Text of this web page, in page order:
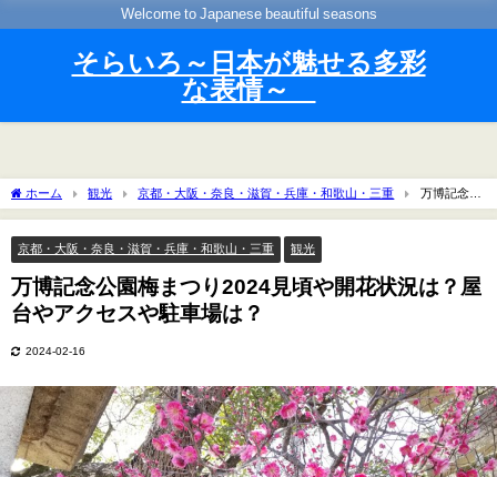
Welcome to Japanese beautiful seasons
そらいろ～日本が魅せる多彩
な表情～
ホーム 観光 京都・大阪・奈良・滋賀・兵庫・和歌山・三重
万博記念公
園梅まつり2024見頃や開花状況は？屋台やアクセスや駐車場は？
京都・大阪・奈良・滋賀・兵庫・和歌山・三重 観光
万博記念公園梅まつり2024見頃や開花状況は？屋
台やアクセスや駐車場は？
2024-02-16